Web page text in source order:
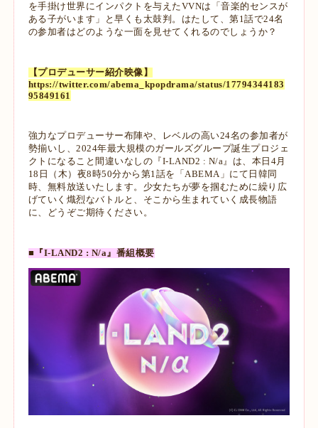
を手掛け世界にインパクトを与えたVVNは「音楽的センスが
ある子がいます」と早くも太鼓判。はたして、第1話で24名
の参加者はどのような一面を見せてくれるのでしょうか？
【プロデューサー紹介映像】
https://twitter.com/abema_kpopdrama/status/17794344183
95849161
強力なプロデューサー布陣や、レベルの高い24名の参加者が
勢揃いし、2024年最大規模のガールズグループ誕生プロジェ
クトになること間違いなしの『I-LAND2 : N/a』は、本日4月
18日（木）夜8時50分から第1話を「ABEMA」にて日韓同
時、無料放送いたします。少女たちが夢を掴むために繰り広
げていく熾烈なバトルと、そこから生まれていく成長物語
に、どうぞご期待ください。
■『I-LAND2 : N/a』番組概要